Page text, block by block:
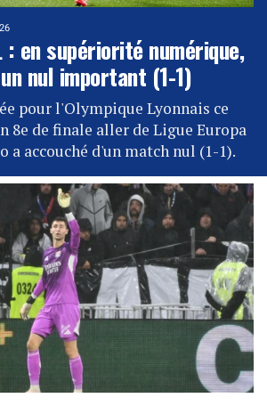
: en supériorité numérique,
nul important (1-1)
pour l'Olympique Lyonnais ce
8e de finale aller de Ligue Europa
a accouché d'un match nul (1-1).